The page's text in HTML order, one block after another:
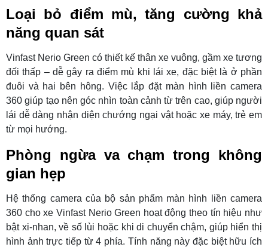
Loại bỏ điểm mù, tăng cường khả
năng quan sát
Vinfast Nerio Green có thiết kế thân xe vuông, gầm xe tương
đối thấp – dễ gây ra điểm mù khi lái xe, đặc biệt là ở phần
đuôi và hai bên hông. Việc lắp đặt màn hình liền camera
360 giúp tạo nên góc nhìn toàn cảnh từ trên cao, giúp người
lái dễ dàng nhận diện chướng ngại vật hoặc xe máy, trẻ em
từ mọi hướng.
Phòng ngừa va chạm trong không
gian hẹp
Hệ thống camera của bộ sản phẩm màn hình liền camera
360 cho xe Vinfast Nerio Green hoạt động theo tín hiệu như
bật xi-nhan, về số lùi hoặc khi di chuyển chậm, giúp hiển thị
hình ảnh trực tiếp từ 4 phía. Tính năng này đặc biệt hữu ích